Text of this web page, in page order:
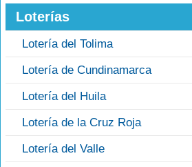
Loterías
Lotería del Tolima
Lotería de Cundinamarca
Lotería del Huila
Lotería de la Cruz Roja
Lotería del Valle